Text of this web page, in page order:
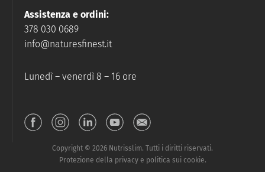
Assistenza e ordini:
378 030 0689
info@naturesfinest.it
Lunedì – venerdì 8 – 16 ore
Copyright © 2026 Nutrisslim. Tutti i diritti riservati.
Protezione della privacy e politica sui cookie.